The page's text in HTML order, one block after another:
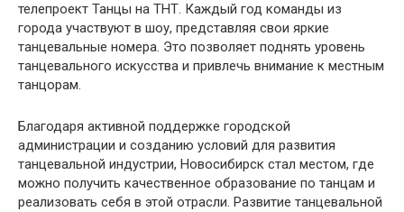
телепроект Танцы на ТНТ. Каждый год команды из
города участвуют в шоу, представляя свои яркие
танцевальные номера. Это позволяет поднять уровень
танцевального искусства и привлечь внимание к местным
танцорам.
Благодаря активной поддержке городской
администрации и созданию условий для развития
танцевальной индустрии, Новосибирск стал местом, где
можно получить качественное образование по танцам и
реализовать себя в этой отрасли. Развитие танцевальной